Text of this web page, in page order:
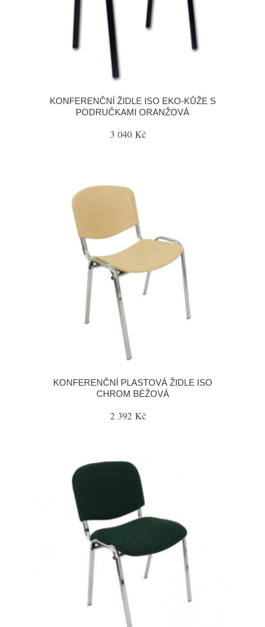
KONFERENČNÍ ŽIDLE ISO EKO-KŮŽE S
PODRUČKAMI ORANŽOVÁ
3 040 Kč
KONFERENČNÍ PLASTOVÁ ŽIDLE ISO
CHROM BÉŽOVÁ
2 392 Kč